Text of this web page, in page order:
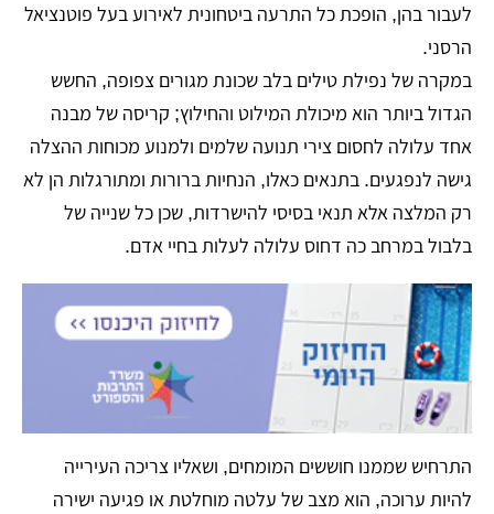
לעבור בהן, הופכת כל התרעה ביטחונית לאירוע בעל פוטנציאל
הרסני.
במקרה של נפילת טילים בלב שכונת מגורים צפופה, החשש
הגדול ביותר הוא מיכולת המילוט והחילוץ; קריסה של מבנה
אחד עלולה לחסום צירי תנועה שלמים ולמנוע מכוחות ההצלה
גישה לנפגעים. בתנאים כאלו, הנחיות ברורות ומתורגלות הן לא
רק המלצה אלא תנאי בסיסי להישרדות, שכן כל שנייה של
בלבול במרחב כה דחוס עלולה לעלות בחיי אדם.
התרחיש שממנו חוששים המומחים, ושאליו צריכה העירייה
להיות ערוכה, הוא מצב של עלטה מוחלטת או פגיעה ישירה